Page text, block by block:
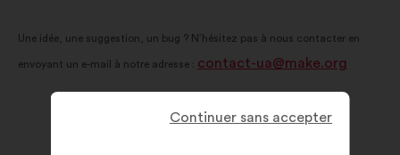
SITE
Une idée, une suggestion, un bug ? N’hésitez pas à nous contacter en
envoyant un e-mail à notre adresse : contact-ua@make.org
Continuer sans accepter